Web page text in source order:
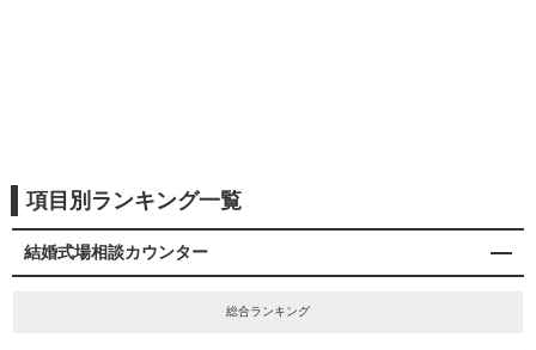
項目別ランキング一覧
結婚式場相談カウンター
総合ランキング